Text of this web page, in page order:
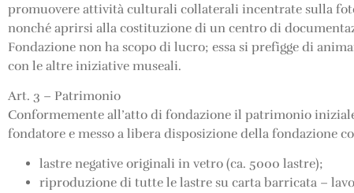
promuovere attività culturali collaterali incentrate sulla
nonché aprirsi alla costituzione di un centro di
Fondazione non ha scopo di lucro; essa si prefigge di
con le altre iniziative museali.
Art. 3 – Patrimonio
Conformemente all’atto di fondazione il patrimonio
fondatore e messo a libera disposizione della fondazione
lastre negative originali in vetro (ca. 5000 lastre);
riproduzione di tutte le lastre su carta barricata –